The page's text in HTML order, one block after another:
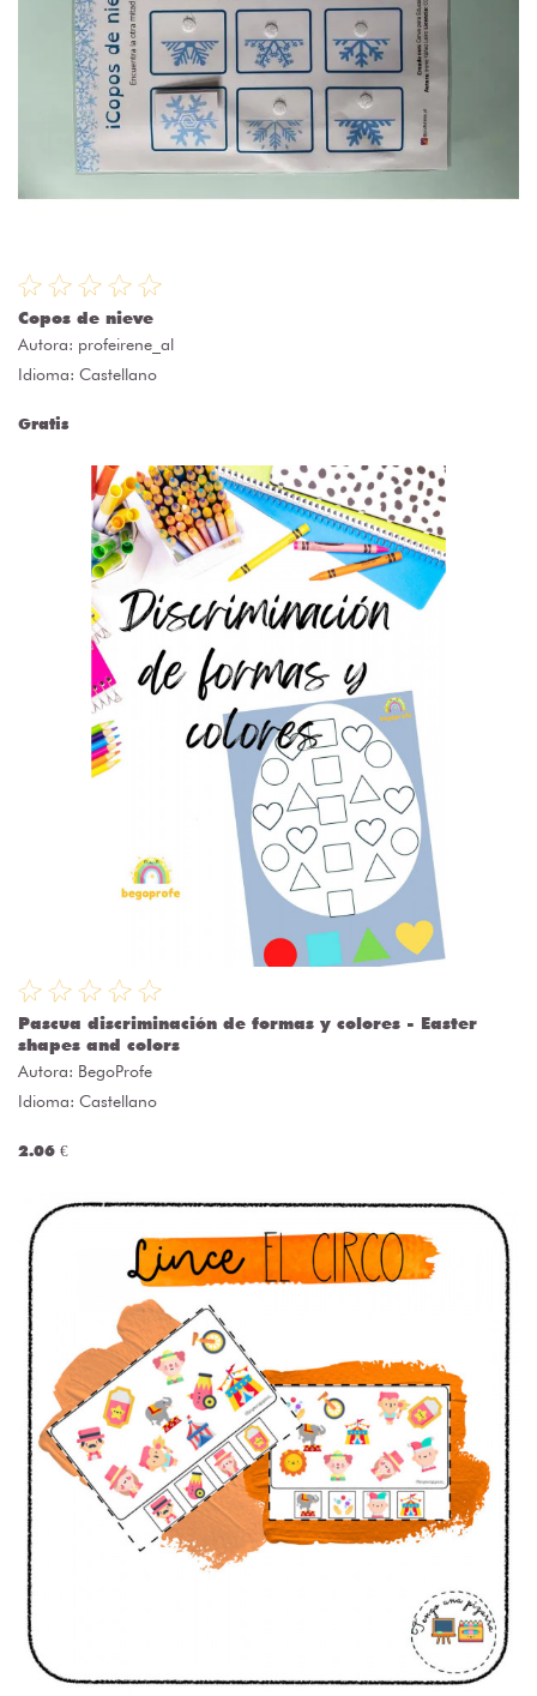
Copos de nieve
Autora: profeirene_al
Idioma: Castellano
Gratis
Pascua discriminación de formas y colores - Easter
shapes and colors
Autora: BegoProfe
Idioma: Castellano
2.06 €